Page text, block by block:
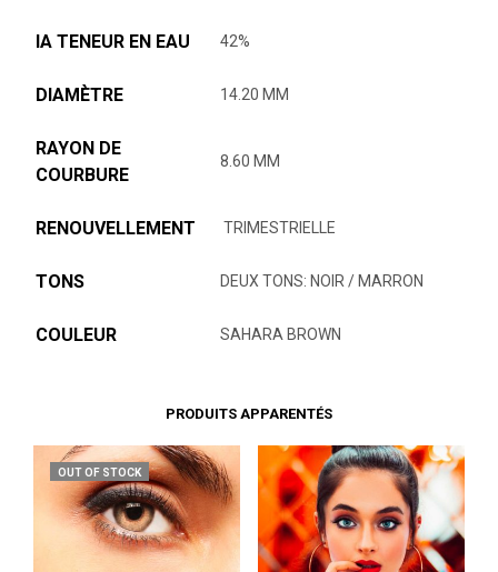
lA TENEUR EN EAU 42%
DIAMÈTRE 14.20 MM
RAYON DE
COURBURE
8.60 MM
RENOUVELLEMENT TRIMESTRIELLE
TONS DEUX TONS: NOIR / MARRON
COULEUR SAHARA BROWN
PRODUITS APPARENTÉS
OUT OF STOCK